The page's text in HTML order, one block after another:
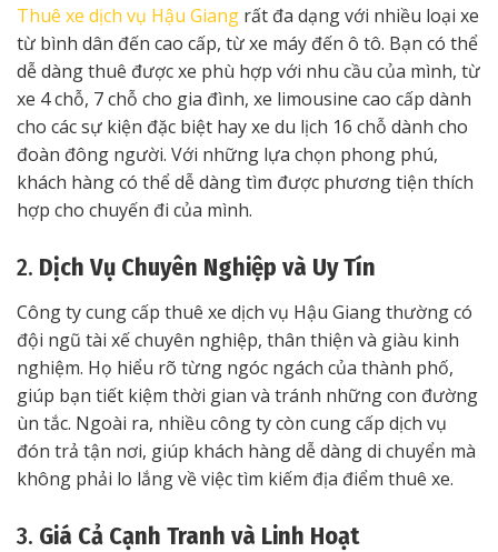
Thuê xe dịch vụ Hậu Giang rất đa dạng với nhiều loại xe
từ bình dân đến cao cấp, từ xe máy đến ô tô. Bạn có thể
dễ dàng thuê được xe phù hợp với nhu cầu của mình, từ
xe 4 chỗ, 7 chỗ cho gia đình, xe limousine cao cấp dành
cho các sự kiện đặc biệt hay xe du lịch 16 chỗ dành cho
đoàn đông người. Với những lựa chọn phong phú,
khách hàng có thể dễ dàng tìm được phương tiện thích
hợp cho chuyến đi của mình.
2. Dịch Vụ Chuyên Nghiệp và Uy Tín
Công ty cung cấp thuê xe dịch vụ Hậu Giang thường có
đội ngũ tài xế chuyên nghiệp, thân thiện và giàu kinh
nghiệm. Họ hiểu rõ từng ngóc ngách của thành phố,
giúp bạn tiết kiệm thời gian và tránh những con đường
ùn tắc. Ngoài ra, nhiều công ty còn cung cấp dịch vụ
đón trả tận nơi, giúp khách hàng dễ dàng di chuyển mà
không phải lo lắng về việc tìm kiếm địa điểm thuê xe.
3. Giá Cả Cạnh Tranh và Linh Hoạt